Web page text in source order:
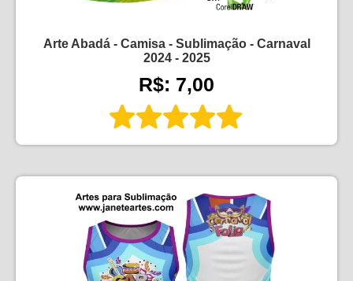
Arte Abadá - Camisa - Sublimação - Carnaval
2024 - 2025
R$: 7,00